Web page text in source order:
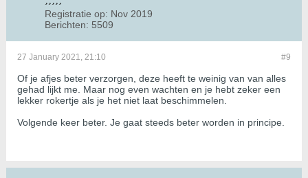
Registratie op: Nov 2019
Berichten: 5509
#9
27 January 2021, 21:10
Of je afjes beter verzorgen, deze heeft te weinig van van alles
gehad lijkt me. Maar nog even wachten en je hebt zeker een
lekker rokertje als je het niet laat beschimmelen.
Volgende keer beter. Je gaat steeds beter worden in principe.